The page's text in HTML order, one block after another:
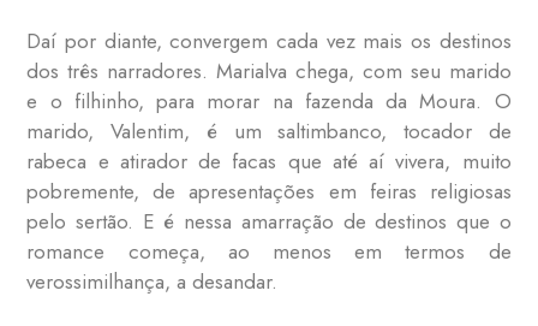
Daí por diante, convergem cada vez mais os destinos
dos três narradores. Marialva chega, com seu marido
e o filhinho, para morar na fazenda da Moura. O
marido, Valentim, é um saltimbanco, tocador de
rabeca e atirador de facas que até aí vivera, muito
pobremente, de apresentações em feiras religiosas
pelo sertão. E é nessa amarração de destinos que o
romance começa, ao menos em termos de
verossimilhança, a desandar.